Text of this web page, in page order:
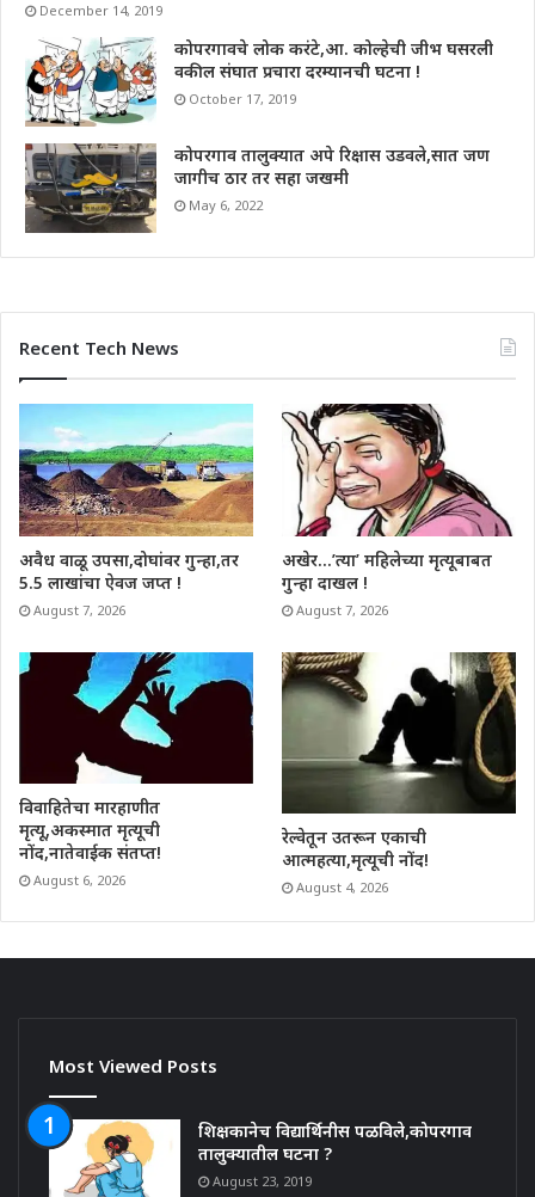
December 14, 2019
कोपरगावचे लोक करंटे,आ. कोल्हेची जीभ घसरली
वकील संघात प्रचारा दरम्यानची घटना !
October 17, 2019
कोपरगाव तालुक्यात अपे रिक्षास उडवले,सात जण
जागीच ठार तर सहा जखमी
May 6, 2022
Recent Tech News
अवैध वाळू उपसा,दोघांवर गुन्हा,तर
5.5 लाखांचा ऐवज जप्त !
August 7, 2026
अखेर…’त्या’ महिलेच्या मृत्यूबाबत
गुन्हा दाखल !
August 7, 2026
विवाहितेचा मारहाणीत
मृत्यू,अकस्मात मृत्यूची
नोंद,नातेवाईक संतप्त!
August 6, 2026
रेल्वेतून उतरून एकाची
आत्महत्या,मृत्यूची नोंद!
August 4, 2026
Most Viewed Posts
शिक्षकानेच विद्यार्थिनीस पळविले,कोपरगाव
तालुक्यातील घटना ?
August 23, 2019